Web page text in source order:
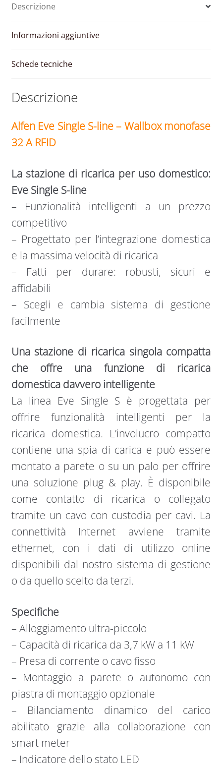
RFID
Descrizione
Informazioni aggiuntive
Schede tecniche
Descrizione
Alfen Eve Single S-line – Wallbox monofase
32 A RFID
La stazione di ricarica per uso domestico:
Eve Single S-line
– Funzionalità intelligenti a un prezzo
competitivo
– Progettato per l’integrazione domestica
e la massima velocità di ricarica
– Fatti per durare: robusti, sicuri e
affidabili
– Scegli e cambia sistema di gestione
facilmente
Una stazione di ricarica singola compatta
che offre una funzione di ricarica
domestica davvero intelligente
La linea Eve Single S è progettata per
offrire funzionalità intelligenti per la
ricarica domestica. L’involucro compatto
contiene una spia di carica e può essere
montato a parete o su un palo per offrire
una soluzione plug & play. È disponibile
come contatto di ricarica o collegato
tramite un cavo con custodia per cavi. La
connettività Internet avviene tramite
ethernet, con i dati di utilizzo online
disponibili dal nostro sistema di gestione
o da quello scelto da terzi.
Specifiche
– Alloggiamento ultra-piccolo
– Capacità di ricarica da 3,7 kW a 11 kW
– Presa di corrente o cavo fisso
– Montaggio a parete o autonomo con
piastra di montaggio opzionale
– Bilanciamento dinamico del carico
abilitato grazie alla collaborazione con
smart meter
– Indicatore dello stato LED